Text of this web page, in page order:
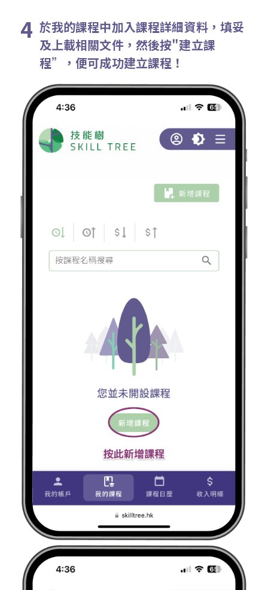
於我的課程中加入課程詳細資料，填妥
及上載相關文件，然後按"建立課
程”，便可成功建立課程！